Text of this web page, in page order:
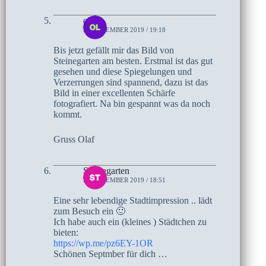
olaf
3. SEPTEMBER 2019 / 19:18
Bis jetzt gefällt mir das Bild von
Steinegarten am besten. Erstmal ist das gut
gesehen und diese Spiegelungen und
Verzerrungen sind spannend, dazu ist das
Bild in einer excellenten Schärfe
fotografiert. Na bin gespannt was da noch
kommt.
Gruss Olaf
Steinegarten
2. SEPTEMBER 2019 / 18:51
Eine sehr lebendige Stadtimpression .. lädt
zum Besuch ein 🙂
Ich habe auch ein (kleines ) Städtchen zu
bieten:
https://wp.me/pz6EY-1OR
Schönen Septmber für dich …